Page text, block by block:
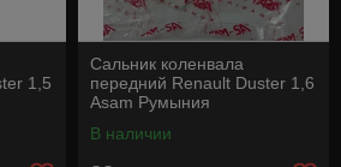
1,5
Сальник коленвала
передний Renault Duster 1,6
Asam Румыния
В наличии